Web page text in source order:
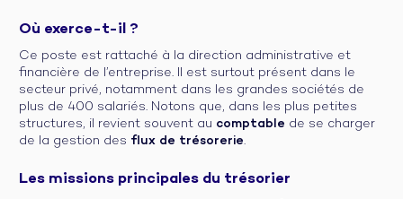
Où exerce-t-il ?
Ce poste est rattaché à la direction administrative et
financière de l’entreprise. Il est surtout présent dans le
secteur privé, notamment dans les grandes sociétés de
plus de 400 salariés. Notons que, dans les plus petites
structures, il revient souvent au comptable de se charger
de la gestion des flux de trésorerie.
Les missions principales du trésorier